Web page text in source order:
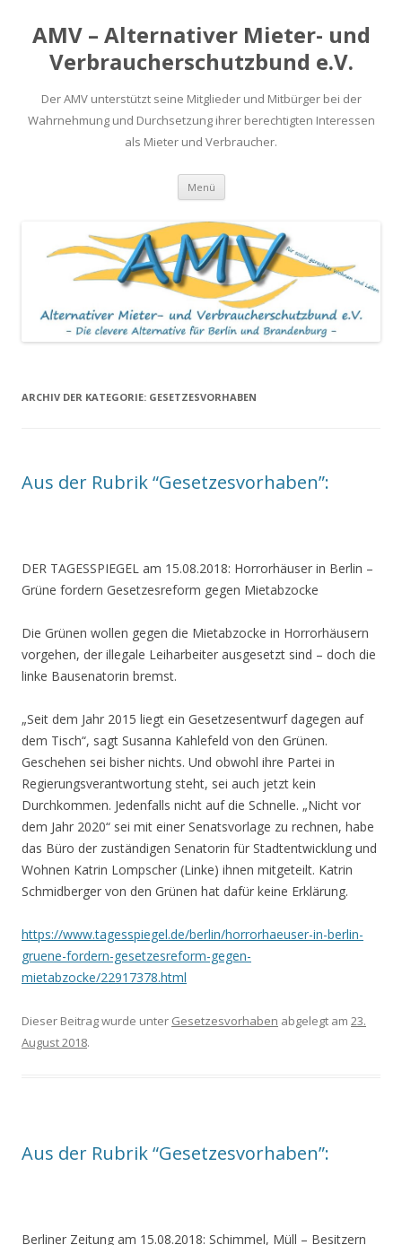
AMV – Alternativer Mieter- und
Verbraucherschutzbund e.V.
Der AMV unterstützt seine Mitglieder und Mitbürger bei der
Wahrnehmung und Durchsetzung ihrer berechtigten Interessen
als Mieter und Verbraucher.
Menü Springe
Inhalt
ARCHIV DER KATEGORIE: GESETZESVORHABEN
Aus der Rubrik “Gesetzesvorhaben”:
DER TAGESSPIEGEL am 15.08.2018: Horrorhäuser in Berlin –
Grüne fordern Gesetzesreform gegen Mietabzocke
Die Grünen wollen gegen die Mietabzocke in Horrorhäusern
vorgehen, der illegale Leiharbeiter ausgesetzt sind – doch die
linke Bausenatorin bremst.
„Seit dem Jahr 2015 liegt ein Gesetzesentwurf dagegen auf
dem Tisch“, sagt Susanna Kahlefeld von den Grünen.
Geschehen sei bisher nichts. Und obwohl ihre Partei in
Regierungsverantwortung steht, sei auch jetzt kein
Durchkommen. Jedenfalls nicht auf die Schnelle. „Nicht vor
dem Jahr 2020“ sei mit einer Senatsvorlage zu rechnen, habe
das Büro der zuständigen Senatorin für Stadtentwicklung und
Wohnen Katrin Lompscher (Linke) ihnen mitgeteilt. Katrin
Schmidberger von den Grünen hat dafür keine Erklärung.
https://www.tagesspiegel.de/berlin/horrorhaeuser-in-berlin-
gruene-fordern-gesetzesreform-gegen-
mietabzocke/22917378.html
Dieser Beitrag wurde unter Gesetzesvorhaben abgelegt am 23.
August 2018.
Aus der Rubrik “Gesetzesvorhaben”:
Berliner Zeitung am 15.08.2018: Schimmel, Müll – Besitzern